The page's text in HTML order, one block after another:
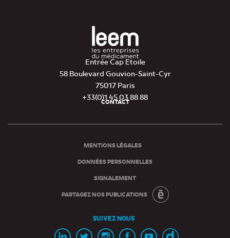
Entrée Cap Etoile
58 Boulevard Gouvion-Saint-Cyr
75017 Paris
+33(0)1 45 03 88 88
de
CONTACT
MENTIONS LÉGALES
DONNÉES PERSONNELLES
SIGNALEMENT
PARTAGEZ NOS PUBLICATIONS
SUIVEZ NOUS
Page Page Page Page ChaineChaine